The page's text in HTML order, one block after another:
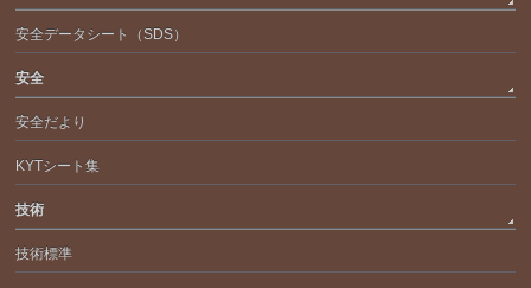
安全データシート（SDS）
安全
安全だより
KYTシート集
技術
技術標準